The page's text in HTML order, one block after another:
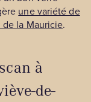
une variété de
la Mauricie.
à
de-